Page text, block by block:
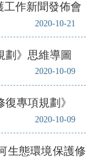
2020-10-21
工作新聞發佈會
2020-10-09
劃》思維導圖
2020-10-09
專項規劃》
生態環境保護修